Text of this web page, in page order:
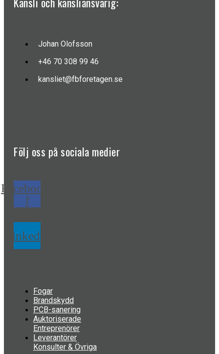
Johan Olofsson
+46 70 308 99 46
kansliet@fbforetagen.se
Följ oss på sociala medier
Facebook-
f
Linkedin
Fogar
Brandskydd
PCB-sanering
Auktoriserade
Entreprenörer
Leverantörer
Konsulter & Övriga